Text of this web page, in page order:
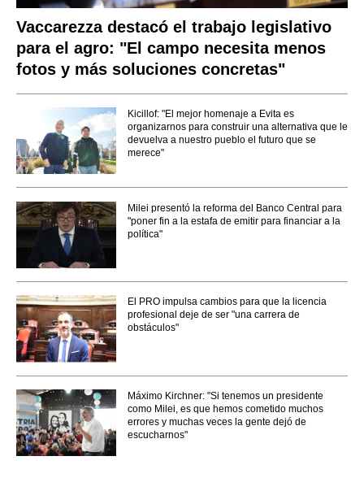
Vaccarezza destacó el trabajo legislativo
para el agro: "El campo necesita menos
fotos y más soluciones concretas"
Kicillof: "El mejor homenaje a Evita es
organizarnos para construir una alternativa que le
devuelva a nuestro pueblo el futuro que se
merece"
Milei presentó la reforma del Banco Central para
"poner fin a la estafa de emitir para financiar a la
política"
El PRO impulsa cambios para que la licencia
profesional deje de ser "una carrera de
obstáculos"
Máximo Kirchner: "Si tenemos un presidente
como Milei, es que hemos cometido muchos
errores y muchas veces la gente dejó de
escucharnos"